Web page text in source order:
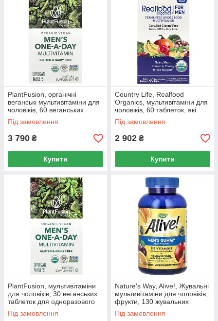
PlantFusion, органічні
веганські мультивітаміни для
чоловіків, 60 веганських
таблеток
Під замовлення
3 790 ₴
Купити
Country Life, Realfood
Organics, мультивітаміни для
чоловіків, 60 таблеток, які
легко ковтати
Під замовлення
2 902 ₴
Купити
PlantFusion, мультивітаміни
для чоловіків, 30 веганських
таблеток для одноразового
прийому
Під замовлення
Nature's Way, Alive!, Жувальні
мультивітаміни для чоловіків,
фрукти, 130 жувальних
таблеток
Під замовлення